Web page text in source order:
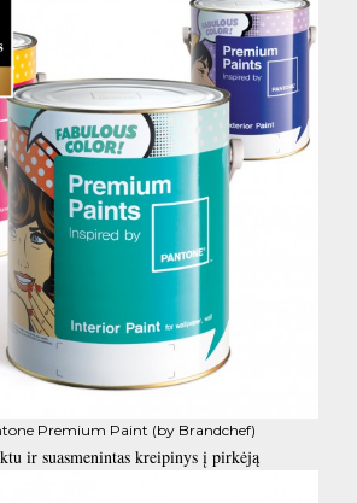
Premium Paint (by Brandchef)
ir suasmenintas kreipinys į pirkėją